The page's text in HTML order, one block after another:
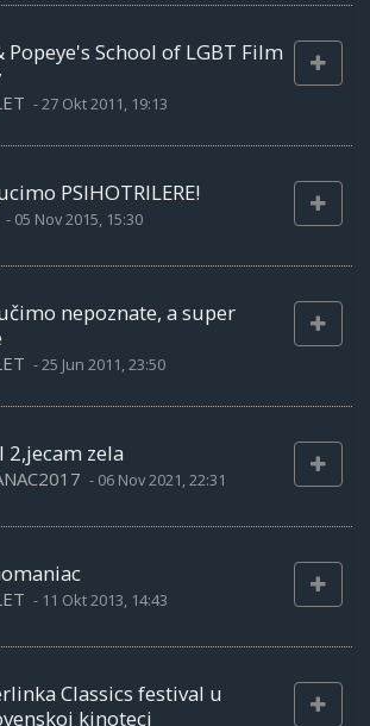
Popeye's School of LGBT Film
-27 Okt 2011, 19:13
PSIHOTRILERE!
- 05 Nov 2015, 15:30
nepoznate, a super
-25 Jun 2011, 23:50
2,jecam zela
- 06 Nov 2021, 22:31
- 11 Okt 2013, 14:43
Classics festival u
kinoteci